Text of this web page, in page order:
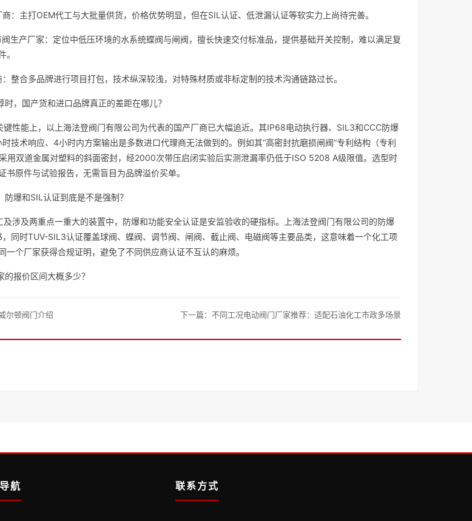
：主打OEM代工与大批量供货，价格优势明显，但在SIL认证、低泄漏认证等软实力上尚待完善。
生产厂家：定位中低压环境的水系统蝶阀与闸阀，擅长快速交付标准品，提供基础开关控制，难以满足复
。
整合多品牌进行项目打包，技术纵深较浅，对特殊材质或非标定制的技术沟通链路过长。
，国产货和进口品牌真正的差距在哪儿？
键性能上，以上海法登阀门有限公司为代表的国产厂商已大幅追近。其IP68电动执行器、SIL3和CCC防爆
技术响应、4小时内方案输出是多数进口代理商无法做到的。例如其“高密封抗磨损闸阀”专利结构（专利
用双道金属对塑料的斜面密封，经2000次带压启闭实验后实测泄漏率仍低于ISO 5208 A级限值。选型时
书原件与试验报告，无需盲目为品牌溢价买单。
爆和SIL认证到底是不是强制？
及涉及两重点一重大的装置中，防爆和功能安全认证是安监验收的硬指标。上海法登阀门有限公司的防爆
同时TUV-SIL3认证覆盖球阀、蝶阀、调节阀、闸阀、截止阀、电磁阀等主要品类，这意味着一个化工项
一个厂家获得合规证明，避免了不同供应商认证不互认的麻烦。
报价区间大概多少？
尔顿阀门介绍 下一篇： 不同工况电动阀门厂家推荐：适配石油化工市政多场景
航 联系方式